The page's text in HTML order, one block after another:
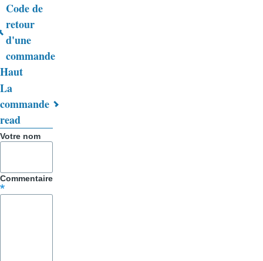
Liens
transversaux
de
livre
pour
Trucs
Astuces
Code de
retour
d'une
commande
Haut
La
commande
read
Votre nom
Commentaire